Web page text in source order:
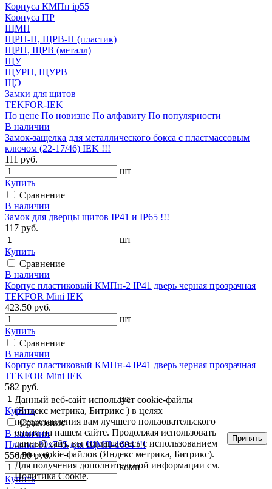
Корпуса КМПн ip55
Корпуса ПР
ЩМП
ЩРН-П, ЩРВ-П (пластик)
ЩРН, ЩРВ (металл)
ЩУ
ЩУРН, ЩУРВ
ЩЭ
Замки для щитов
TEKFOR-IEK
По цене По новизне По алфавиту По популярности
В наличии
Замок-защелка для металлического бокса с пластмассовым
ключом (22-17/46) IEK !!!
111 руб.
шт
Купить
Сравнение
В наличии
Замок для дверцы щитов IP41 и IP65 !!!
117 руб.
шт
Купить
Сравнение
В наличии
Корпус пластиковый КМПн-2 IP41 дверь черная прозрачная
TEKFOR Mini IEK
423.50 руб.
шт
Купить
Сравнение
В наличии
Корпус пластиковый КМПн-4 IP41 дверь черная прозрачная
TEKFOR Mini IEK
582 руб.
шт
Купить
Сравнение
В наличии
Планка 30х745 для ЩМП-1684 !!!
556.50 руб.
комп
Купить
Данный веб-сайт использует cookie-файлы
(Яндекс метрика, Битрикс ) в целях
предоставления вам лучшего пользовательского
опыта на нашем сайте. Продолжая использовать
данный сайт, вы соглашаетесь с использованием
нами cookie-файлов (Яндекс метрика, Битрикс).
Для получения дополнительной информации см.
Политика Cookie.
Принять